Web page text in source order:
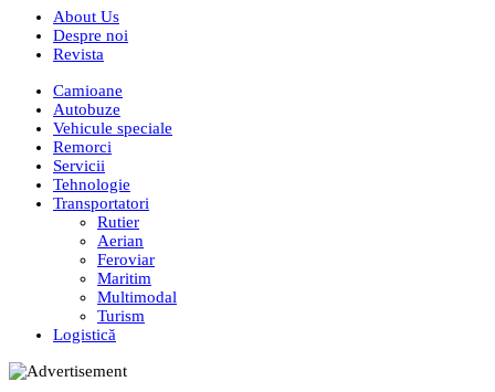
About Us
Despre noi
Revista
Camioane
Autobuze
Vehicule speciale
Remorci
Servicii
Tehnologie
Transportatori
Rutier
Aerian
Feroviar
Maritim
Multimodal
Turism
Logistică